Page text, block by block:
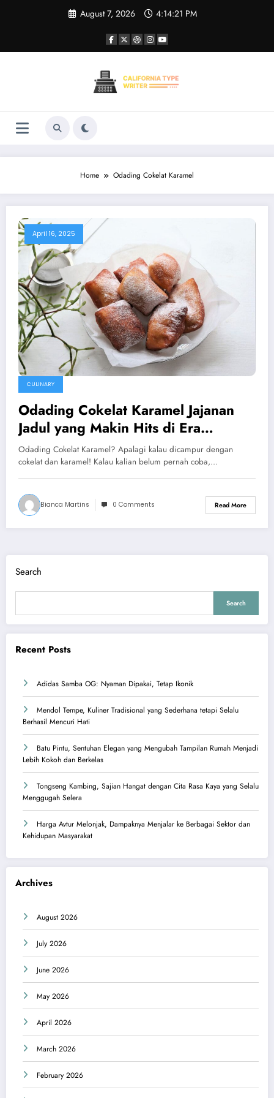
August 7, 2026 4:14:21 PM
Home Odading Cokelat Karamel
April 16, 2025
CULINARY
Odading Cokelat Karamel Jajanan
Jadul yang Makin Hits di Era
Kekinian
Odading Cokelat Karamel? Apalagi kalau dicampur dengan
cokelat dan karamel! Kalau kalian belum pernah coba,…
Bianca Martins 0 Comments Read More
Search
Search
Recent Posts
Adidas Samba OG: Nyaman Dipakai, Tetap Ikonik
Mendol Tempe, Kuliner Tradisional yang Sederhana tetapi Selalu
Berhasil Mencuri Hati
Batu Pintu, Sentuhan Elegan yang Mengubah Tampilan Rumah Menjadi
Lebih Kokoh dan Berkelas
Tongseng Kambing, Sajian Hangat dengan Cita Rasa Kaya yang Selalu
Menggugah Selera
Harga Avtur Melonjak, Dampaknya Menjalar ke Berbagai Sektor dan
Kehidupan Masyarakat
Archives
August 2026
July 2026
June 2026
May 2026
April 2026
March 2026
February 2026